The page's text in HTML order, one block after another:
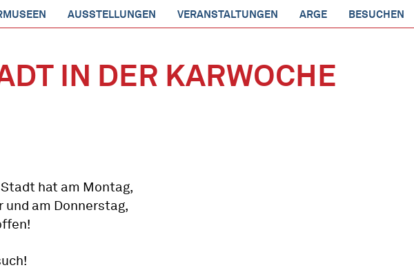
AUSSTELLUNGEN VERANSTALTUNGEN ARGE BESUCHEN
IN DER KARWOCHE
hat am Montag,
und am Donnerstag,